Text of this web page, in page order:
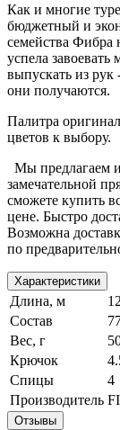
Как и многие
бюджетный и
семейства Фибра
успела
выпускать из
они получаются.
Палитра
цветов к выбору.
Мы предлагаем
замечательной
сможете купить
цене. Быстро
Возможна
по
Характеристики
Длина, м
Состав
Вес, г
Крючок
Спицы
4
Производитель
Отзывы